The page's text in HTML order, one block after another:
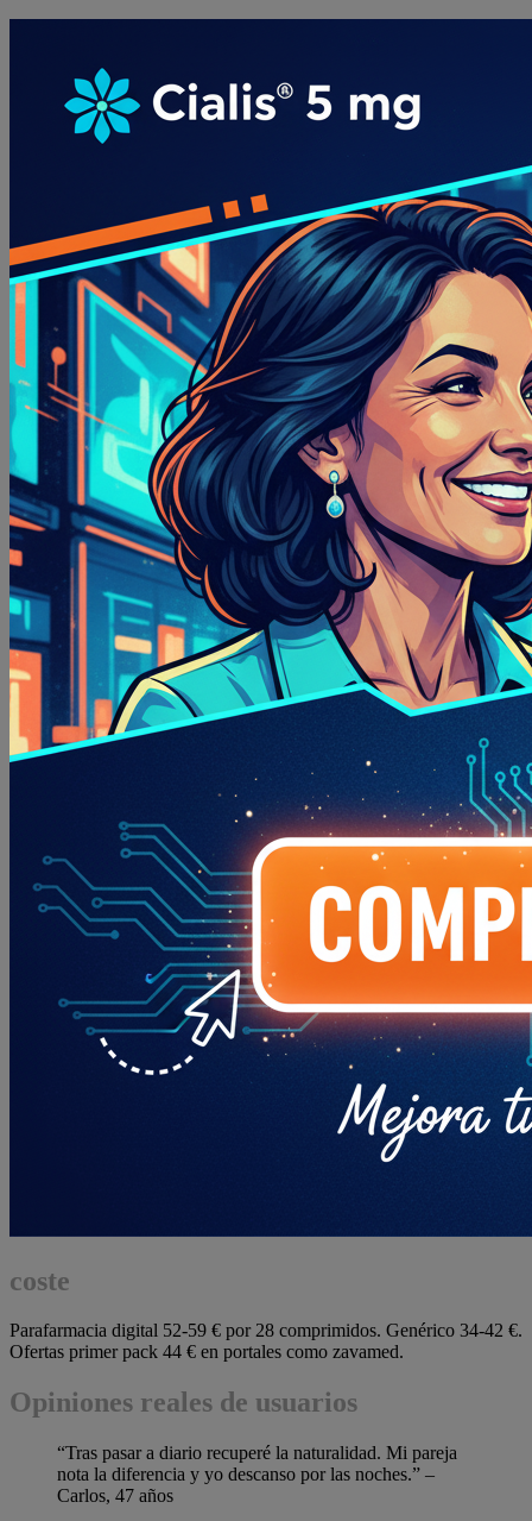
coste
Parafarmacia digital 52-59 € por 28 comprimidos. Genérico 34-42 €.
Ofertas primer pack 44 € en portales como zavamed.
Opiniones reales de usuarios
“Tras pasar a diario recuperé la naturalidad. Mi pareja
nota la diferencia y yo descanso por las noches.” –
Carlos, 47 años